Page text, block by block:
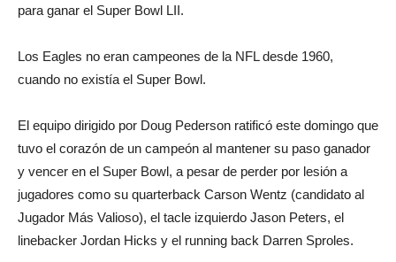
para ganar el Super Bowl LII.
Los Eagles no eran campeones de la NFL desde 1960,
cuando no existía el Super Bowl.
El equipo dirigido por Doug Pederson ratificó este domingo que
tuvo el corazón de un campeón al mantener su paso ganador
y vencer en el Super Bowl, a pesar de perder por lesión a
jugadores como su quarterback Carson Wentz (candidato al
Jugador Más Valioso), el tacle izquierdo Jason Peters, el
linebacker Jordan Hicks y el running back Darren Sproles.